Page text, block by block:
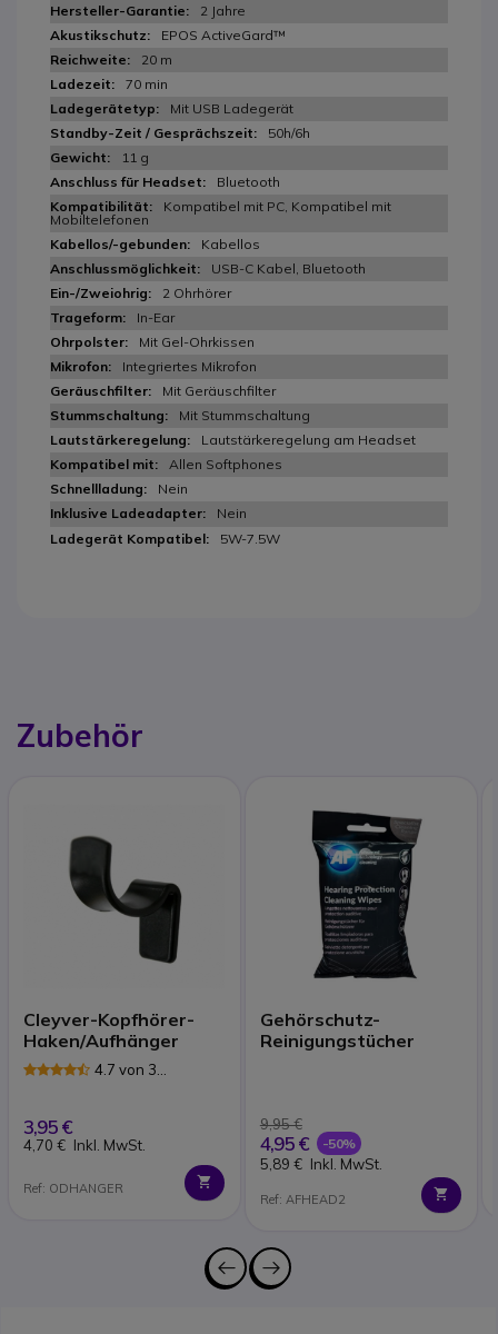
2 Jahre
EPOS ActiveGard™
20 m
70 min
Mit USB Ladegerät
50h/6h
11 g
Bluetooth
Kompatibel mit PC, Kompatibel mit
Mobiltelefonen
Kabellos
USB-C Kabel, Bluetooth
2 Ohrhörer
In-Ear
Mit Gel-Ohrkissen
Integriertes Mikrofon
Mit Geräuschfilter
Mit Stummschaltung
Lautstärkeregelung am Headset
Allen Softphones
Nein
Nein
5W-7.5W
Zubehör
Cleyver-Kopfhörer-
Haken/Aufhänger
4.7 von 3
3,95 €
4,70 € Inkl. MwSt.
Ref: ODHANGER
Gehörschutz-
Reinigungstücher
9,95 €
4,95 € -50%
5,89 € Inkl. MwSt.
Ref: AFHEAD2